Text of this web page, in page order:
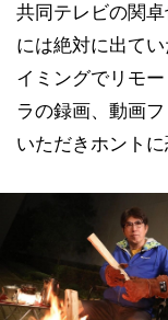
共同テレビの関
には絶対に出て
イミングでリモ
ラの録画、動画
いただきホント